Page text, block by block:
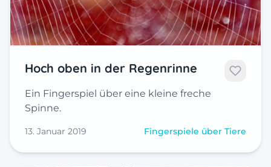
Hoch oben in der Regenrinne
Ein Fingerspiel über eine kleine freche
Spinne.
13. Januar 2019 Fingerspiele über Tiere